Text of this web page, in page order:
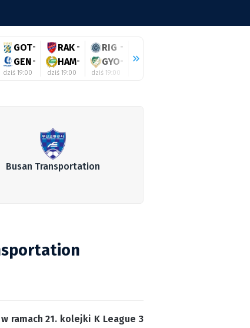
GOT-
GEN-
dziś 19:00
RAK -
HAM-
dziś 19:00
RIG -
GYO-
dziś 19:00
Busan Transportation
ramach 21. kolejki K League 3